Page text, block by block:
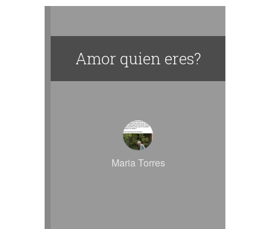
Amor quien eres?
Maria Torres